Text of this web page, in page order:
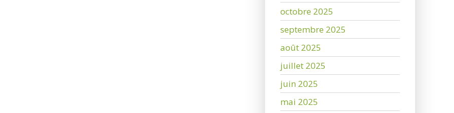
octobre 2025
septembre 2025
août 2025
juillet 2025
juin 2025
mai 2025